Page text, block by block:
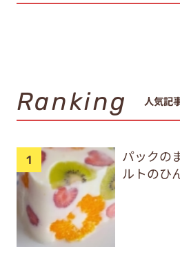
Ranking 人気記
パックの
ルトのひ